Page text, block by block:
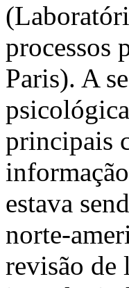
processos
Paris). A
principais
estava
norte-
revisão de